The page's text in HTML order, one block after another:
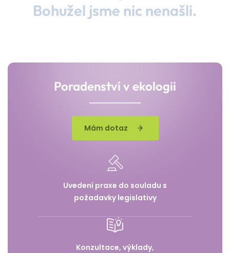
Bohužel jsme nic nenašli.
Poradenství v ekologii
Mám dotaz
Uvedení praxe do souladu s
požadavky legislativy
Konzultace, výklady,